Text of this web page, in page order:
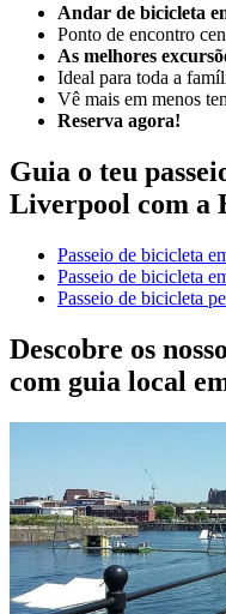
Andar de bicicleta
Ponto de encontro
As melhores
Ideal para toda a
Vê mais em menos
Reserva agora!
Guia o teu
Liverpool com a
Passeio de bicicleta
Passeio de bicicleta
Passeio de bicicleta
Descobre os
com guia local